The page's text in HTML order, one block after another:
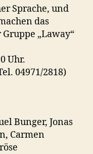
Sprache, und
das
„Laway“
Uhr.
04971/2818)
Bunger, Jonas
Carmen